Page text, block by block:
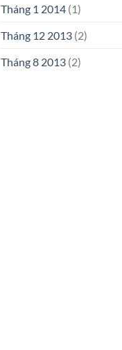
Tháng 1 2014(1)
Tháng 12 2013(2)
Tháng 8 2013(2)